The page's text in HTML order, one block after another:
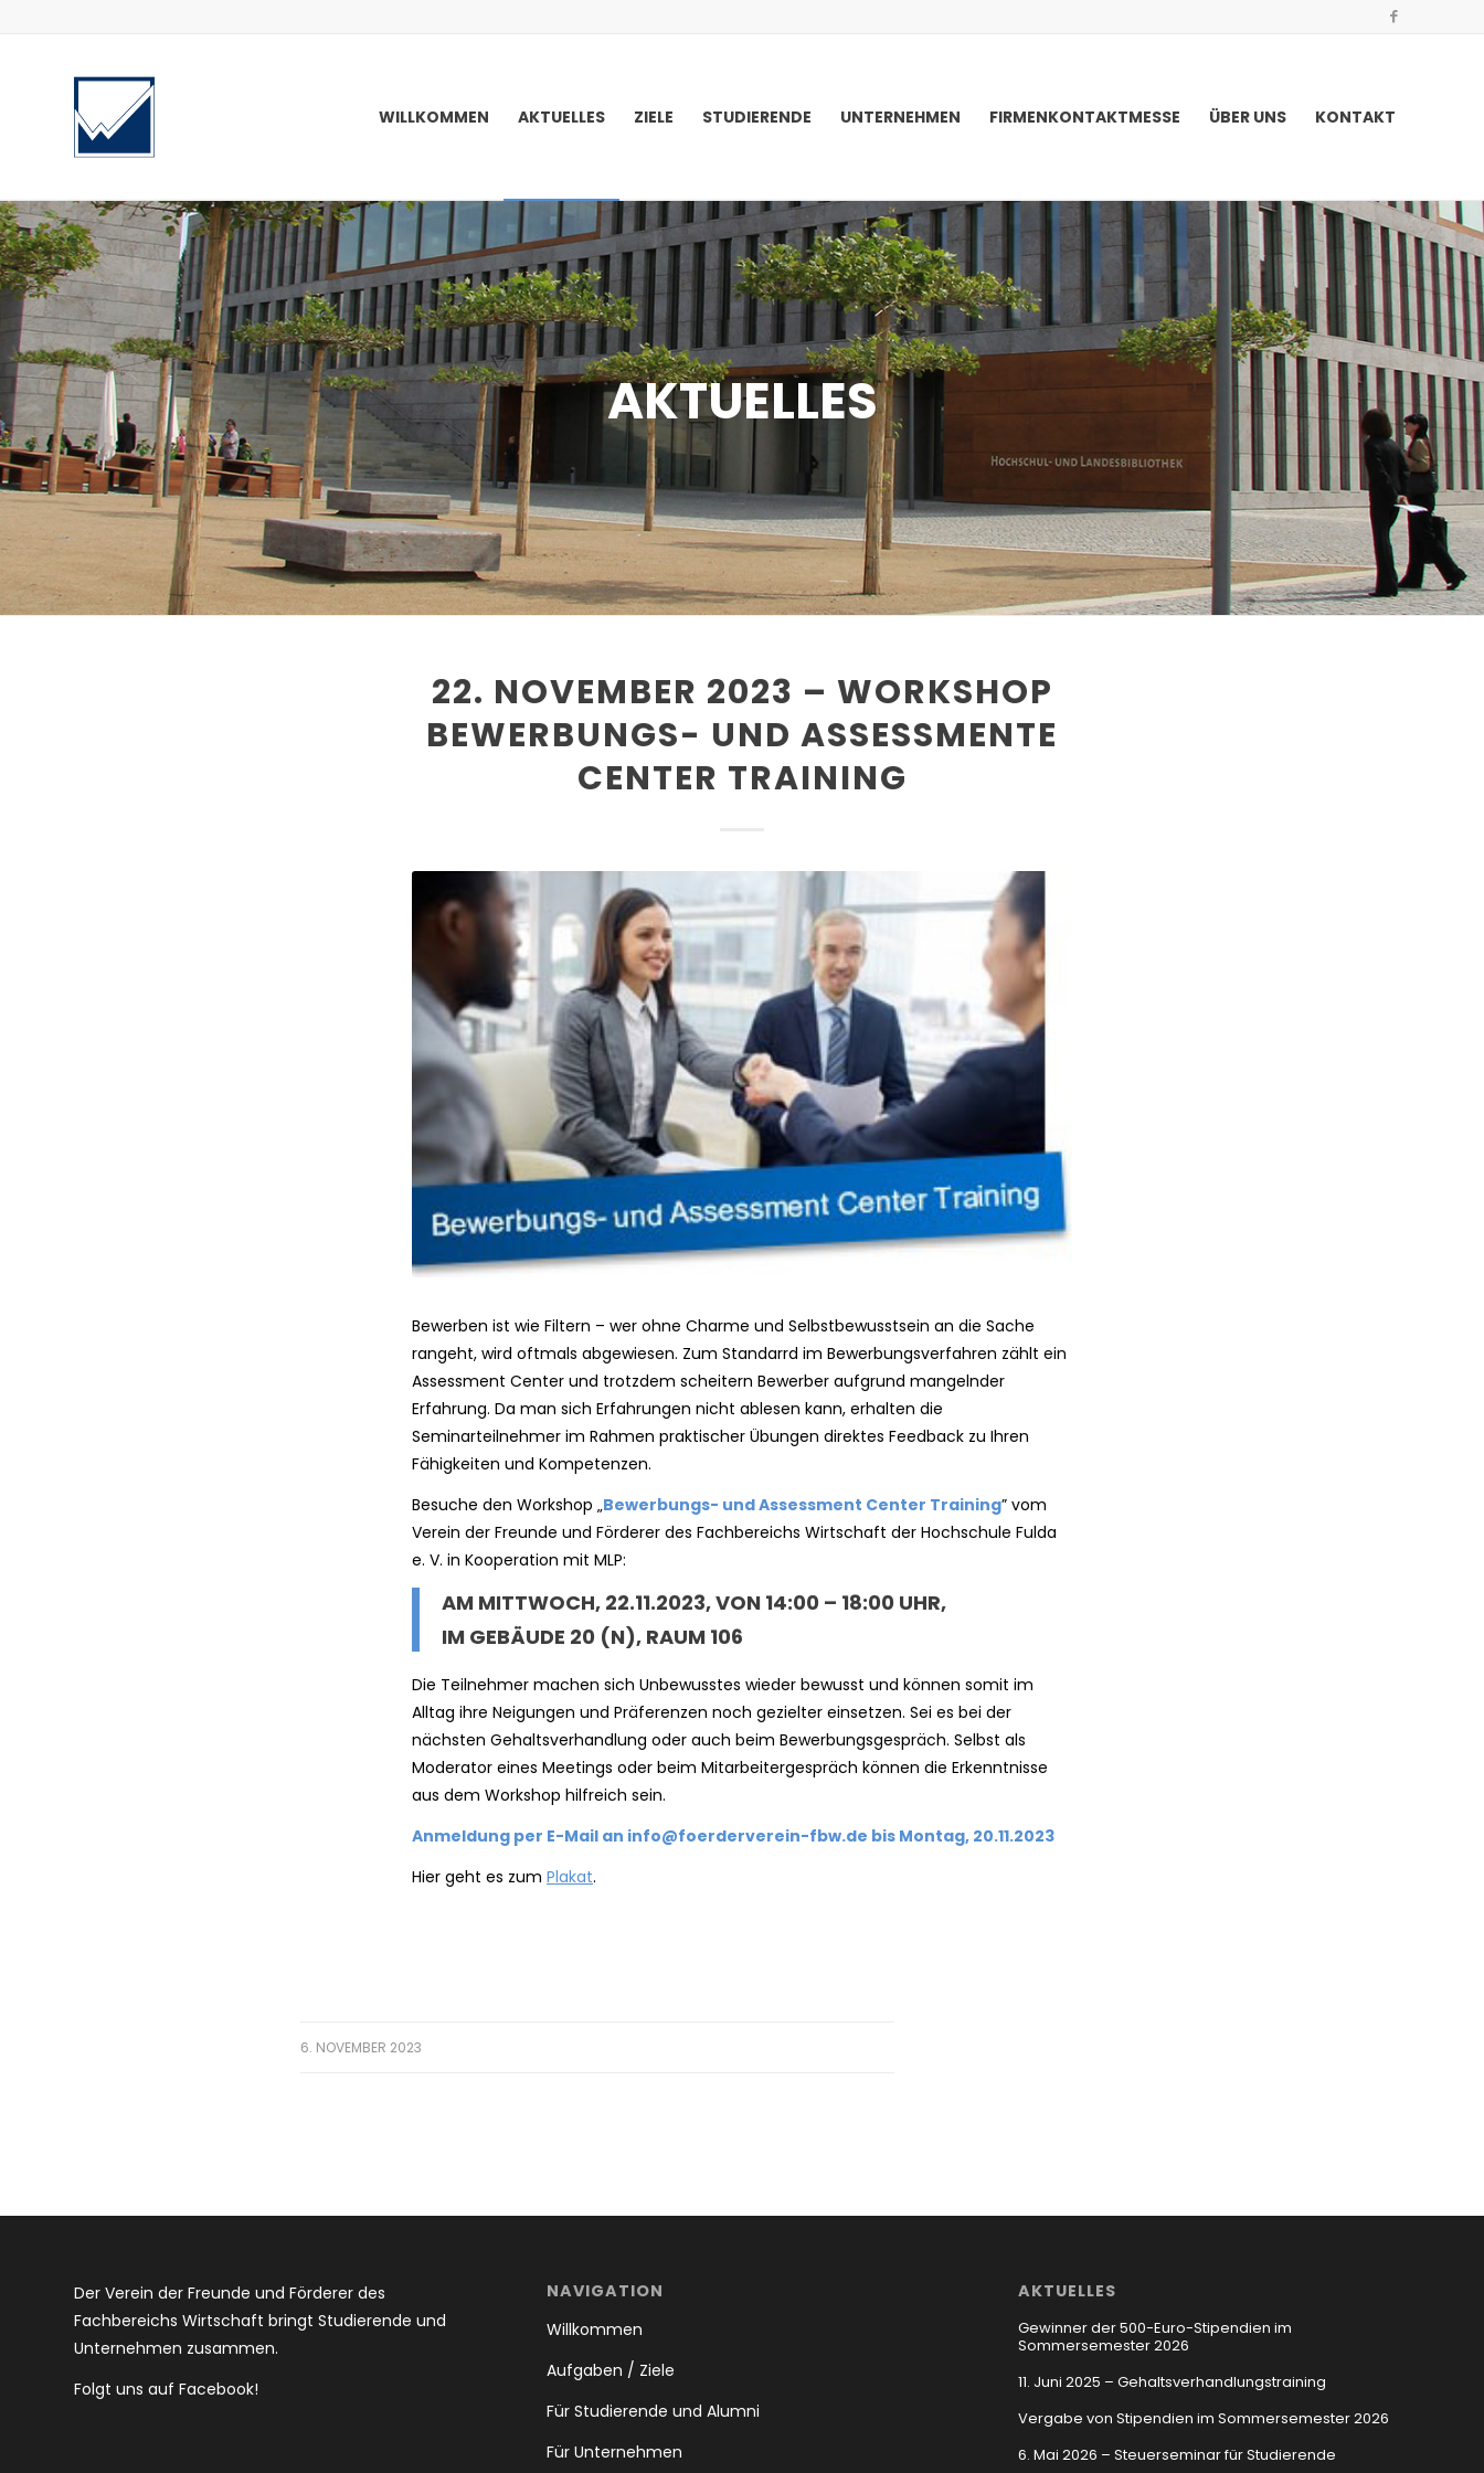
WILLKOMMEN AKTUELLES ZIELE STUDIERENDE UNTERNEHMEN FIRMENKONTAKTMESSE ÜBER UNS KONTAKT
AKTUELLES
22. NOVEMBER 2023 – WORKSHOP
BEWERBUNGS- UND ASSESSMENTE
CENTER TRAINING
Bewerben ist wie Filtern – wer ohne Charme und Selbstbewusstsein an die Sache
rangeht, wird oftmals abgewiesen. Zum Standarrd im Bewerbungsverfahren zählt ein
Assessment Center und trotzdem scheitern Bewerber aufgrund mangelnder
Erfahrung. Da man sich Erfahrungen nicht ablesen kann, erhalten die
Seminarteilnehmer im Rahmen praktischer Übungen direktes Feedback zu Ihren
Fähigkeiten und Kompetenzen.
Besuche den Workshop „Bewerbungs- und Assessment Center Training” vom
Verein der Freunde und Förderer des Fachbereichs Wirtschaft der Hochschule Fulda
e. V. in Kooperation mit MLP:
AM MITTWOCH, 22.11.2023, VON 14:00 – 18:00 UHR,
IM GEBÄUDE 20 (N), RAUM 106
Die Teilnehmer machen sich Unbewusstes wieder bewusst und können somit im
Alltag ihre Neigungen und Präferenzen noch gezielter einsetzen. Sei es bei der
nächsten Gehaltsverhandlung oder auch beim Bewerbungsgespräch. Selbst als
Moderator eines Meetings oder beim Mitarbeitergespräch können die Erkenntnisse
aus dem Workshop hilfreich sein.
Anmeldung per E-Mail an info@foerderverein-fbw.de bis Montag, 20.11.2023
Hier geht es zum Plakat.
6. NOVEMBER 2023
Der Verein der Freunde und Förderer des
Fachbereichs Wirtschaft bringt Studierende und
Unternehmen zusammen.
Folgt uns auf Facebook!
NAVIGATION
Willkommen
Aufgaben / Ziele
Für Studierende und Alumni
Für Unternehmen
AKTUELLES
Gewinner der 500-Euro-Stipendien im
Sommersemester 2026
11. Juni 2025 – Gehaltsverhandlungstraining
Vergabe von Stipendien im Sommersemester 2026
6. Mai 2026 – Steuerseminar für Studierende